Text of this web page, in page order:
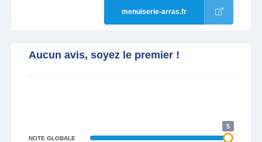
menuiserie-arras.fr
Aucun avis, soyez le premier !
NOTE GLOBALE
5